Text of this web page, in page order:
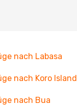
nach Labasa
nach Koro Island
nach Bua